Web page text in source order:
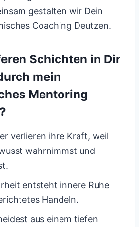
gestalten wir Dein
Coaching Deutzen.
Schichten in Dir
mein
Mentoring
verlieren ihre Kraft, weil
wahrnimmst und
entsteht innere Ruhe
Handeln.
aus einem tiefen